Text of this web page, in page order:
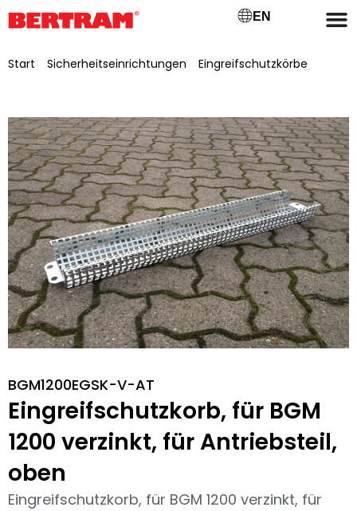
EN
Start Sicherheitseinrichtungen
Eingreifschutzkörbe
BGM1200EGSK-V-AT
Eingreifschutzkorb, für BGM
1200 verzinkt, für Antriebsteil,
oben
Eingreifschutzkorb, für BGM 1200 verzinkt, für